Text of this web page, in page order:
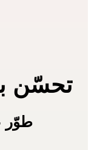
تحسّن بنسبة
طوّر